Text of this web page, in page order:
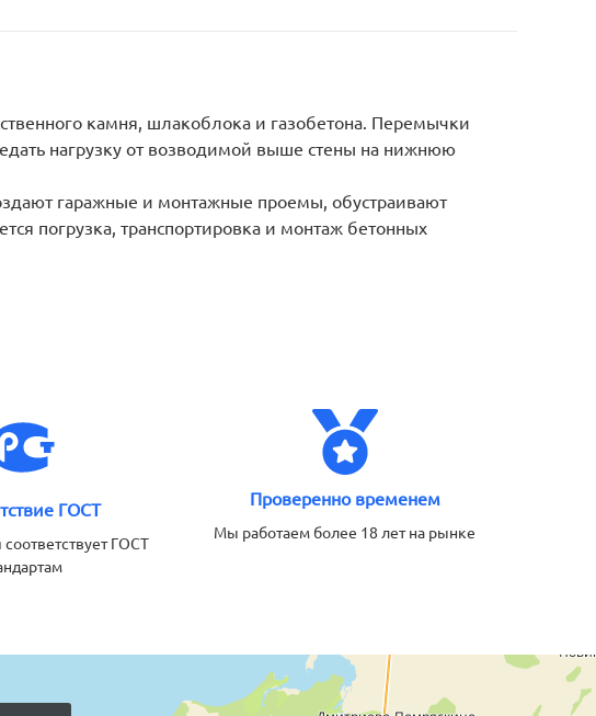
камня, шлакоблока и газобетона. Перемычки
нагрузку от возводимой выше стены на нижнюю
гаражные и монтажные проемы, обустраивают
погрузка, транспортировка и монтаж бетонных
ГОСТ
ГОСТ
Проверенно временем
Мы работаем более 18 лет на рынке